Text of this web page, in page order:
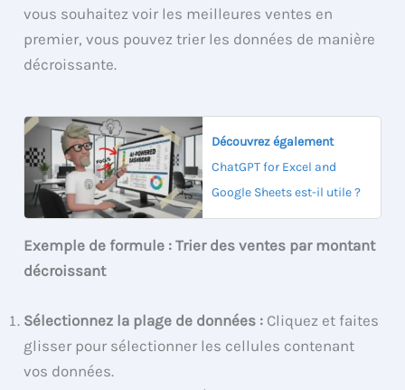
vous souhaitez voir les meilleures ventes en
premier, vous pouvez trier les données de manière
décroissante.
Découvrez également
ChatGPT for Excel and
Google Sheets est-il utile ?
Exemple de formule : Trier des ventes par montant
décroissant
Sélectionnez la plage de données : Cliquez et faites
glisser pour sélectionner les cellules contenant
vos données.